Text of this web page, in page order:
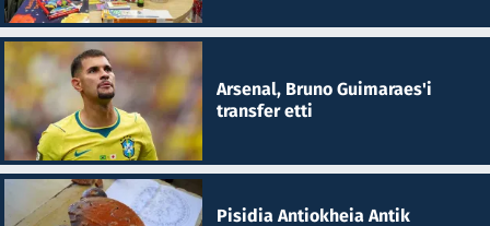
Arsenal, Bruno Guimaraes'i
transfer etti
Pisidia Antiokheia Antik